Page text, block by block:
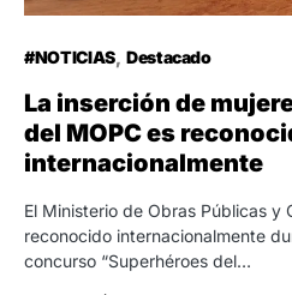
El Ministerio de Obras Públicas y
concurso “Superhéroes del…
BY REDACCIÓN SEP 13, 2019 0